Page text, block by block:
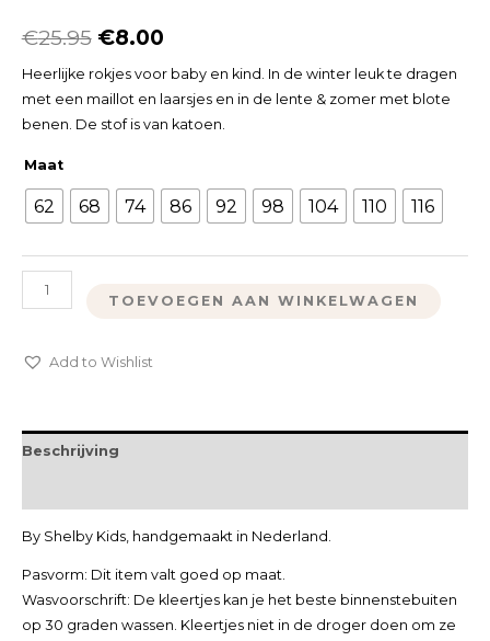
€25.95 €8.00
Heerlijke rokjes voor baby en kind. In de winter leuk te dragen
met een maillot en laarsjes en in de lente & zomer met blote
benen. De stof is van katoen.
Maat
62 68 74 86 92 98 104 110 116
TOEVOEGEN AAN WINKELWAGEN
Add to Wishlist
Beschrijving
By Shelby Kids, handgemaakt in Nederland.
Pasvorm: Dit item valt goed op maat.
Wasvoorschrift: De kleertjes kan je het beste binnenstebuiten
op 30 graden wassen. Kleertjes niet in de droger doen om ze